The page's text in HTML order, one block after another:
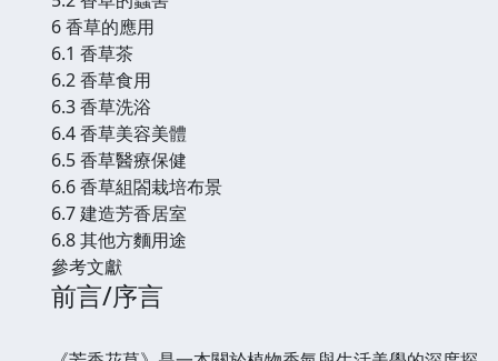
6 香草的應用
6.1 香草茶
6.2 香草食用
6.3 香草洗浴
6.4 香草美容美體
6.5 香草醫療保健
6.6 香草組閤栽培布景
6.7 建造芳香居室
6.8 其他方麵用途
參考文獻
前言/序言